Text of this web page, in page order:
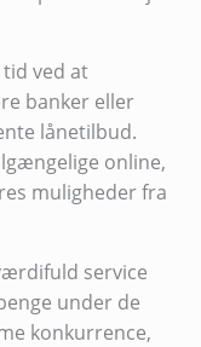
ved at
banker eller
lånetilbud.
online,
muligheder fra
service
under de
konkurrence,